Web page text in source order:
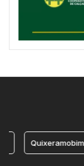
Quixeramobim